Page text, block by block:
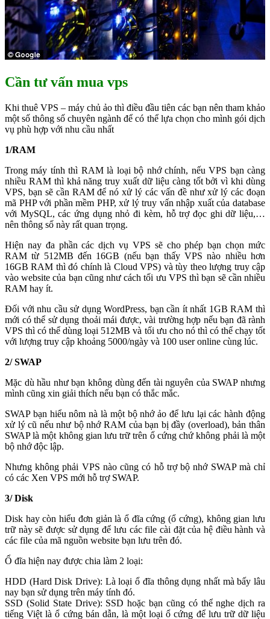
Cần tư vấn mua vps
Khi thuê VPS – máy chủ ảo thì điều đầu tiên các bạn nên tham khảo
một số thông số chuyên ngành để có thể lựa chọn cho mình gói dịch
vụ phù hợp với nhu cầu nhất
1/RAM
Trong máy tính thì RAM là loại bộ nhớ chính, nếu VPS bạn càng
nhiều RAM thì khả năng truy xuất dữ liệu càng tốt bởi vì khi dùng
VPS, bạn sẽ cần RAM để nó xử lý các vấn đề như xử lý các đoạn
mã PHP với phần mềm PHP, xử lý truy vấn nhập xuất của database
với MySQL, các ứng dụng nhỏ đi kèm, hỗ trợ đọc ghi dữ liệu,…
nên thông số này rất quan trọng.
Hiện nay đa phần các dịch vụ VPS sẽ cho phép bạn chọn mức
RAM từ 512MB đến 16GB (nếu bạn thấy VPS nào nhiều hơn
16GB RAM thì đó chính là Cloud VPS) và tùy theo lượng truy cập
vào website của bạn cũng như cách tối ưu VPS thì bạn sẽ cần nhiều
RAM hay ít.
Đối với nhu cầu sử dụng WordPress, bạn cần ít nhất 1GB RAM thì
mới có thể sử dụng thoải mái được, vài trường hợp nếu bạn đã rành
VPS thì có thể dùng loại 512MB và tối ưu cho nó thì có thể chạy tốt
với lượng truy cập khoảng 5000/ngày và 100 user online cùng lúc.
2/ SWAP
Mặc dù hầu như bạn không dùng đến tài nguyên của SWAP nhưng
mình cũng xin giải thích nếu bạn có thắc mắc.
SWAP bạn hiểu nôm nà là một bộ nhớ ảo để lưu lại các hành động
xử lý cũ nếu như bộ nhớ RAM của bạn bị đầy (overload), bản thân
SWAP là một không gian lưu trữ trên ổ cứng chứ không phải là một
bộ nhớ độc lập.
Nhưng không phải VPS nào cũng có hỗ trợ bộ nhớ SWAP mà chỉ
có các Xen VPS mới hỗ trợ SWAP.
3/ Disk
Disk hay còn hiểu đơn giản là ổ đĩa cứng (ổ cứng), không gian lưu
trữ này sẽ được sử dụng để lưu các file cài đặt của hệ điều hành và
các file của mã nguồn website bạn lưu trên đó.
Ổ đĩa hiện nay được chia làm 2 loại:
HDD (Hard Disk Drive): Là loại ổ đĩa thông dụng nhất mà bấy lâu
nay bạn sử dụng trên máy tính đó.
SSD (Solid State Drive): SSD hoặc bạn cũng có thể nghe dịch ra
tiếng Việt là ổ cứng bán dẫn, là một loại ổ cứng để lưu trữ dữ liệu